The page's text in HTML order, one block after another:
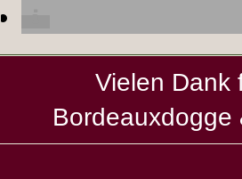
Vielen Dank
Bordeauxdogge